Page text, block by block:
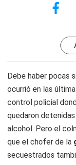
Debe haber pocas
ocurrió en las
control policial
quedaron
alcohol. Pero el
que el chofer de la
secuestrados